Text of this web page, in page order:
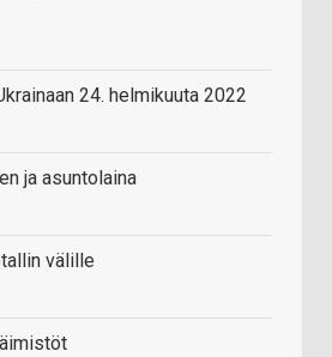
24. helmikuuta 2022
ja asuntolaina
välille